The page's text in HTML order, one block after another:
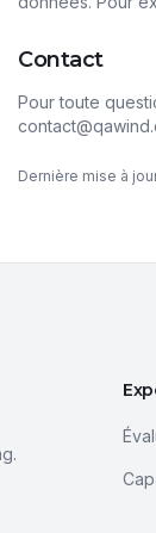
Contact
Pour toute
Dernière mise à